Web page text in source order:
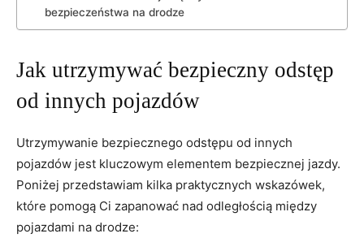
bezpieczeństwa na drodze
Jak utrzymywać bezpieczny odstęp
od innych pojazdów
Utrzymywanie bezpiecznego odstępu od innych
pojazdów jest kluczowym elementem bezpiecznej jazdy.
Poniżej przedstawiam kilka praktycznych wskazówek,
które pomogą Ci zapanować nad odległością między
pojazdami na drodze: